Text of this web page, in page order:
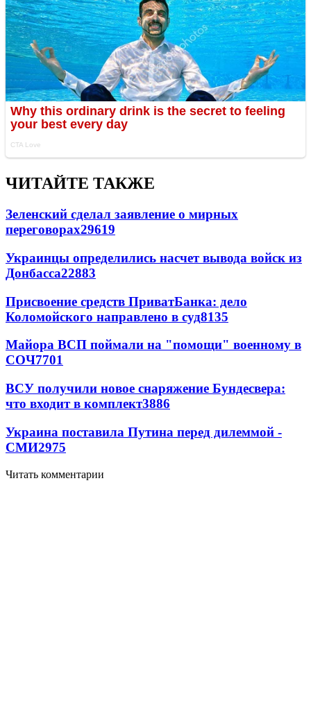
ЧИТАЙТЕ ТАКЖЕ
Зеленский сделал заявление о мирных
переговорах29619
Украинцы определились насчет вывода войск из
Донбасса22883
Присвоение средств ПриватБанка: дело
Коломойского направлено в суд8135
Майора ВСП поймали на "помощи" военному в
СОЧ7701
ВСУ получили новое снаряжение Бундесвера:
что входит в комплект3886
Украина поставила Путина перед дилеммой -
СМИ2975
Читать комментарии